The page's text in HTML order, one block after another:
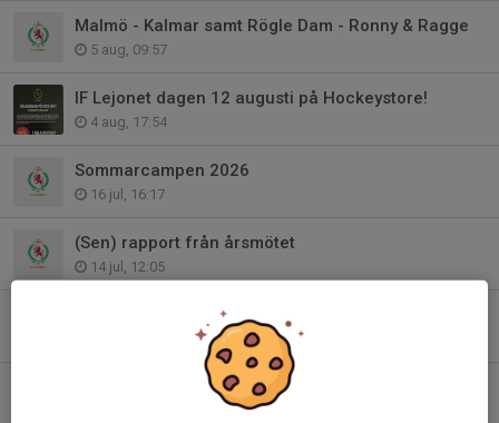
Malmö - Kalmar samt Rögle Dam - Ronny & Ragge
5 aug, 09:57
IF Lejonet dagen 12 augusti på Hockeystore!
4 aug, 17:54
Sommarcampen 2026
16 jul, 16:17
(Sen) rapport från årsmötet
14 jul, 12:05
Konsert - Citadell 10 & 11 Juli
Konsert - Citadell 10 & 11 Juli